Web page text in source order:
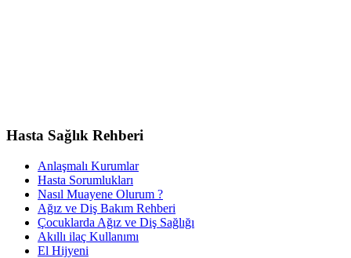
Hasta Sağlık Rehberi
Anlaşmalı Kurumlar
Hasta Sorumlukları
Nasıl Muayene Olurum ?
Ağız ve Diş Bakım Rehberi
Çocuklarda Ağız ve Diş Sağlığı
Akıllı ilaç Kullanımı
El Hijyeni